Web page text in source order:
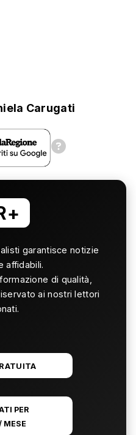
Carugati
garantisce notizie
affidabili.
di qualità,
ai nostri lettori
PER
MESE